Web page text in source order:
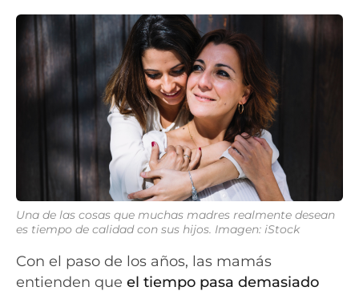
Una de las cosas que muchas madres realmente desean
es tiempo de calidad con sus hijos. Imagen: iStock
Con el paso de los años, las mamás
entienden que el tiempo pasa demasiado